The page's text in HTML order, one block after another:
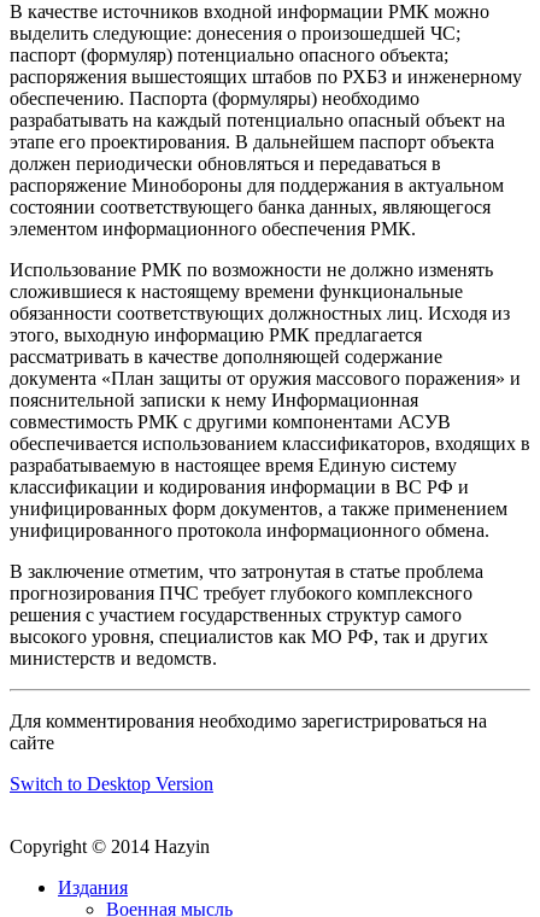
В качестве источников входной информации РМК можно
выделить следующие: донесения о произошедшей ЧС;
паспорт (формуляр) потенциально опасного объекта;
распоряжения вышестоящих штабов по РХБЗ и инженерному
обеспечению. Паспорта (формуляры) необходимо
разрабатывать на каждый потенциально опасный объект на
этапе его проектирования. В дальнейшем паспорт объекта
должен периодически обновляться и передаваться в
распоряжение Минобороны для поддержания в актуальном
состоянии соответствующего банка данных, являющегося
элементом информационного обеспечения РМК.
Использование РМК по возможности не должно изменять
сложившиеся к настоящему времени функциональные
обязанности соответствующих должностных лиц. Исходя из
этого, выходную информацию РМК предлагается
рассматривать в качестве дополняющей содержание
документа «План защиты от оружия массового поражения» и
пояснительной записки к нему Информационная
совместимость РМК с другими компонентами АСУВ
обеспечивается использованием классификаторов, входящих в
разрабатываемую в настоящее время Единую систему
классификации и кодирования информации в ВС РФ и
унифицированных форм документов, а также применением
унифицированного протокола информационного обмена.
В заключение отметим, что затронутая в статье проблема
прогнозирования ПЧС требует глубокого комплексного
решения с участием государственных структур самого
высокого уровня, специалистов как МО РФ, так и других
министерств и ведомств.
Для комментирования необходимо зарегистрироваться на
сайте
Switch to Desktop Version
Copyright © 2014 Hazyin
Издания
Военная мысль